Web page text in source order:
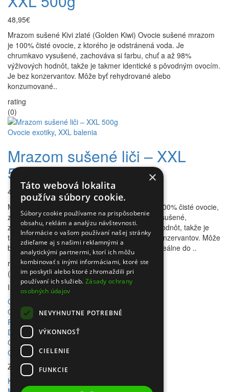
48,95€
Mrazom sušené Kivi zlaté (Golden Kiwi) Ovocie sušené mrazom
je 100% čisté ovocie, z ktorého je odstránená voda. Je
chrumkavo vysušené, zachováva si farbu, chuť a až 98%
výživových hodnôt, takže je takmer identické s pôvodným ovocím.
Je bez konzervantov. Môže byť rehydrované alebo
konzumované..
rating
(0)
Ovocie exotiky, XXL balenia
Mrazom sušené liči – XXL
500g
47,95€
Mrazom sušené liči Ovocie sušené mrazom je 100% čisté ovocie,
z ktorého je odstránená voda. Je chrumkavo vysušené,
zachováva si farbu, chuť a až 98% výživových hodnôt, takže je
takmer identické s pôvodným ovocím. Je bez konzervantov. Môže
byť rehydrované alebo konzumované priamo. Ideálne do ..
rating
(0)
Informácie
Obchodné podmienky
Odstúpenie od zmluvy
Reklamačný poriadok
Doprava a platba
Ochrana osobných údajov
Ochrana osobných údajov - newsletter
Zákaznícky servis
Kontaktujte nás
×
Táto webová lokalita
používa súbory cookie.
Súbory cookie používame na prispôsobenie
obsahu, reklám a analýzu návštevnosti.
Informácie o vašom používaní našej stránky
zdieľame aj s našimi reklamnými a
analytickými partnermi, ktorí ich môžu
kombinovať s inými informáciami, ktoré ste
im poskytli alebo ktoré zhromaždili pri
používaní ich služieb. Zásady ochrany
osobných údajov
NEVYHNUTNE POTREBNÉ
VÝKONNOSŤ
CIELENIE
FUNKCIE